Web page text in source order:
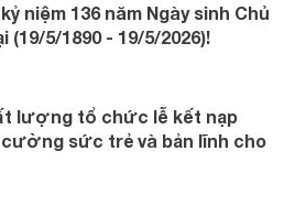
niệm 136 năm Ngày sinh Chủ
(19/5/1890 - 19/5/2026)!
lượng tổ chức lễ kết nạp
sức trẻ và bản lĩnh cho